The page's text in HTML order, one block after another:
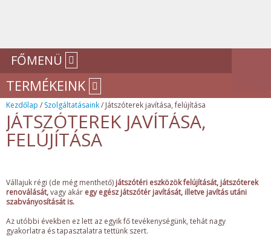
FŐMENÜ
Kezdőlap / Szolgáltatásaink/ Játszóterek javítása, felújítása
JÁTSZÓTEREK JAVÍTÁSA,
FELÚJÍTÁSA
Vállajuk régi (de még menthető) játszótéri eszközök felújítását, játszóterek
renoválását,vagy akár egy egész játszótér javítását, illetve javítás utáni
szabványosítását is.
Az utóbbi években ez lett az egyik fő tevékenységünk, tehát nagy
gyakorlatra és tapasztalatra tettünk szert.
TERMÉKEINK